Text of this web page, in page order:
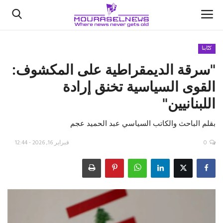
الأخبار
كتّابنا
السعودية
اقتصاد
علوم وتكنولوجيا
كتّابنا
"سرقة الديمقراطية على المكشوف:
القوى السياسية تخنق إرادة
اللبنانيين"
بقلم الباحث والكاتب السياسي عبد الحميد عجم
فبراير 16, 2026 - 12:44 0